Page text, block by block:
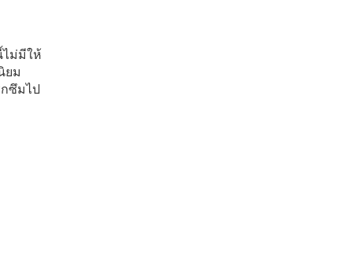
ไม่มีให้
ยม
กซึมไป